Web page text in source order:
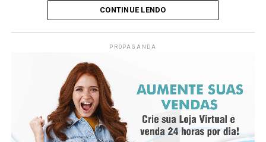
CONTINUE LENDO
PROPAGANDA